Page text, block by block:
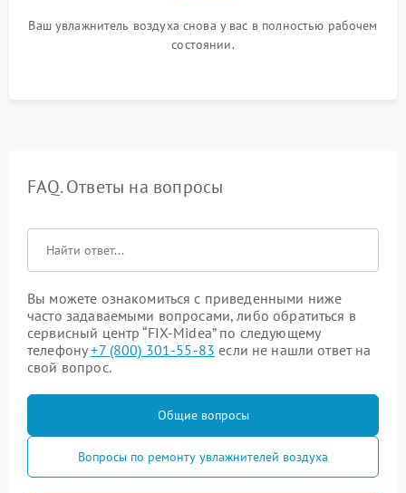
Ваш увлажнитель воздуха снова у вас в полностью рабочем
состоянии.
FAQ. Ответы на вопросы
Вы можете ознакомиться с приведенными ниже
часто задаваемыми вопросами, либо обратиться в
сервисный центр “FIX-Midea” по следующему
телефону+7 (800) 301-55-83 если не нашли ответ на
свой вопрос.
Общие вопросы
Вопросы по ремонту увлажнителей воздуха